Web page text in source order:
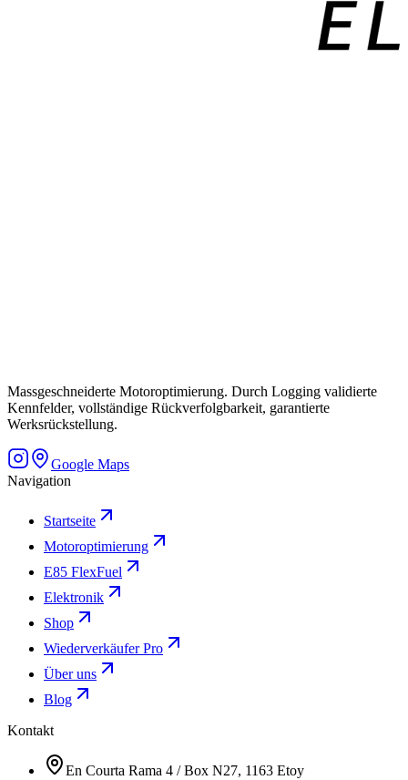
Massgeschneiderte Motoroptimierung. Durch Logging validierte
Kennfelder, vollständige Rückverfolgbarkeit, garantierte
Werksrückstellung.
Google Maps
Navigation
Startseite
Motoroptimierung
E85 FlexFuel
Elektronik
Shop
Wiederverkäufer Pro
Über uns
Blog
Kontakt
En Courta Rama 4 / Box N27, 1163 Etoy